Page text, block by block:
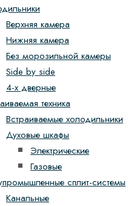
Верхняя камера
Нижняя камера
Без морозильной камеры
Side by side
4-х дверные
техника
Встраиваемые холодильники
Духовые шкафы
Электрические
Газовые
сплит-системы
Канальные